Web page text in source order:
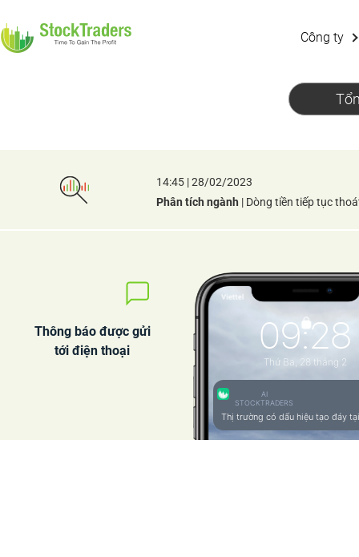
Công ty
14:45 | 28/02/2023
Phân tích ngành | Dòng tiền tiếp tục
Thông báo được gửi
tới điện thoại
09:28
Thứ Ba, 28 tháng 2
AI
STOCKTRADERS
Thị trường có dấu hiệu tạo đáy